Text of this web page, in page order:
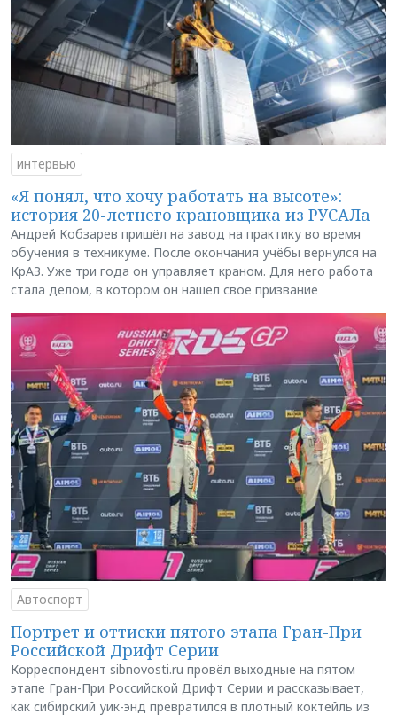
интервью
«Я понял, что хочу работать на высоте»:
история 20-летнего крановщика из РУСАЛа
Андрей Кобзарев пришёл на завод на практику во время
обучения в техникуме. После окончания учёбы вернулся на
КрАЗ. Уже три года он управляет краном. Для него работа
стала делом, в котором он нашёл своё призвание
Автоспорт
Портрет и оттиски пятого этапа Гран-При
Российской Дрифт Серии
Корреспондент sibnovosti.ru провёл выходные на пятом
этапе Гран-При Российской Дрифт Серии и рассказывает,
как сибирский уик-энд превратился в плотный коктейль из